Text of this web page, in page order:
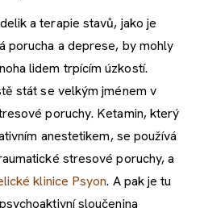
a terapie stavů, jako je
porucha a deprese, by mohly
lidem trpícím úzkostí.
stát se velkým jménem v
poruchy. Ketamin, který
anestetikem, se používá
stresové poruchy, a
klinice Psyon. A pak je tu
sloučenina